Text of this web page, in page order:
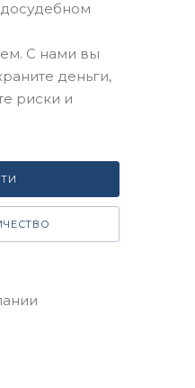
С нами вы
деньги,
риски и